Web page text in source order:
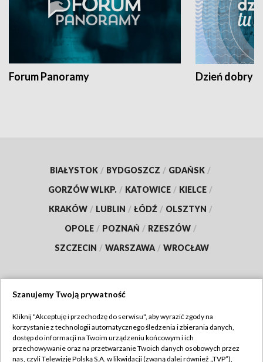
Forum Panoramy Dzień dobry
BIAŁYSTOK / BYDGOSZCZ / GDAŃSK /
GORZÓW WLKP. / KATOWICE / KIELCE /
KRAKÓW / LUBLIN / ŁÓDŹ / OLSZTYN /
OPOLE / POZNAŃ / RZESZÓW /
SZCZECIN / WARSZAWA / WROCŁAW
TVP
Abonament TVP
Regulamin TVP
Szanujemy Twoją prywatność
Kliknij "Akceptuję i przechodzę do serwisu", aby wyrazić zgody na
korzystanie z technologii automatycznego śledzenia i zbierania danych,
dostęp do informacji na Twoim urządzeniu końcowym i ich
przechowywanie oraz na przetwarzanie Twoich danych osobowych przez
nas, czyli Telewizję Polską S.A. w likwidacji (zwaną dalej również „TVP”),